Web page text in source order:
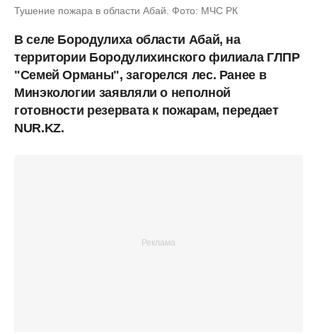
Тушение пожара в области Абай. Фото: МЧС РК
В селе Бородулиха области Абай, на
территории Бородулихинского филиала ГЛПР
"Семей Орманы", загорелся лес. Ранее в
Минэкологии заявляли о неполной
готовности резервата к пожарам, передает
NUR.KZ.